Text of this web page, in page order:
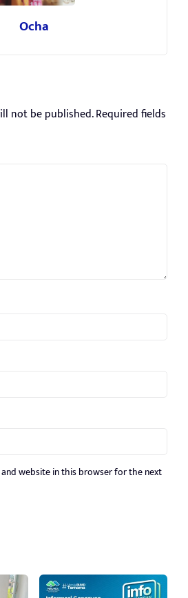
Ocha
not be published.Required fields
and website in this browser for the next